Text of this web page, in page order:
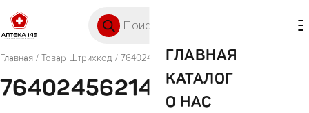
ГЛАВНАЯ
КАТАЛОГ
О НАС
Главная / Товар Штрихкод / 7640245621405
7640245621405